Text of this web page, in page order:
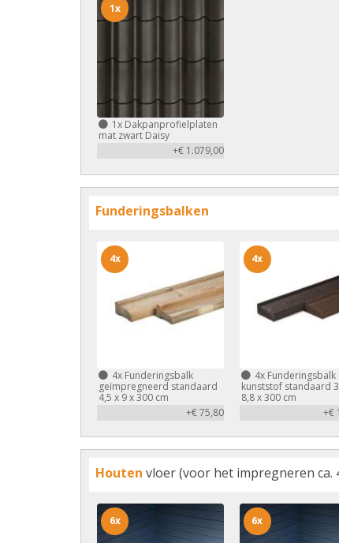
1x Dakpanprofielplaten
mat zwart Daisy
+€ 1.079,00
1x
Funderingsbalken
4x Funderingsbalk
geïmpregneerd standaard
4,5 x 9 x 300 cm
+€ 75,80
4x
4xFunderingsbalk
kunststof standaard
8,8 x 300 cm
+€
4x
Houten vloer (voor het impregneren ca.
6x 6x